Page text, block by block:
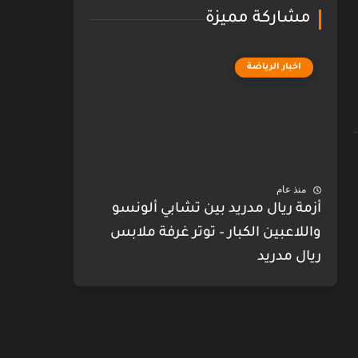
مشاركة مميزة
اخبار الرياضة
منذ عام
أزمة ريال مدريد بين تشابي ألونسو
واللاعبين الكبار – توتر غرفة ملابس
ريال مدريد